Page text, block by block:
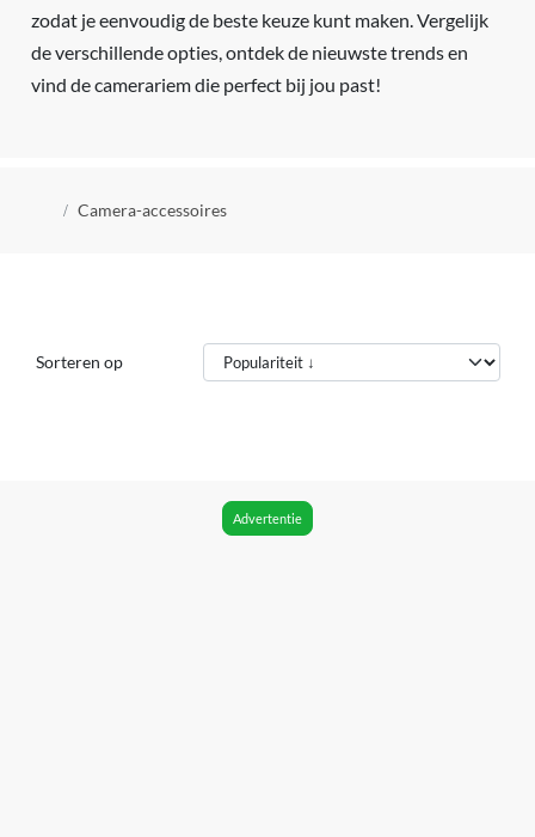
zodat je eenvoudig de beste keuze kunt maken. Vergelijk
de verschillende opties, ontdek de nieuwste trends en
vind de camerariem die perfect bij jou past!
Kruimelpad
Camera-accessoires
Sorteren op
Advertentie